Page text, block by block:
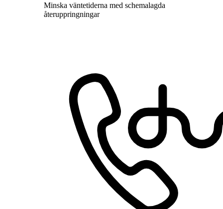
Minska väntetiderna med schemalagda
återuppringningar